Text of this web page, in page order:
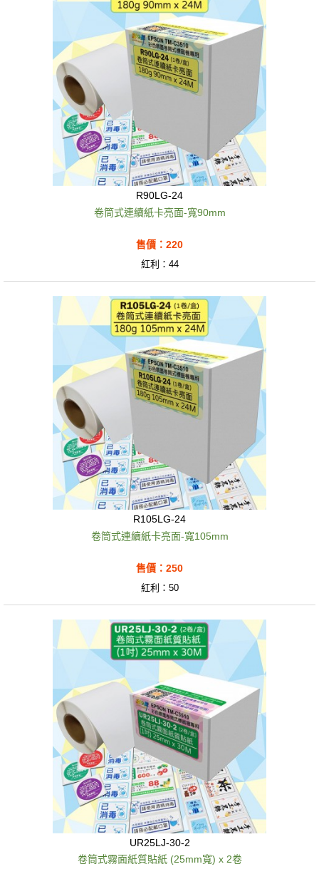
R90LG-24
卷筒式連續紙卡亮面-寬90mm
售價：220
紅利：44
R105LG-24
卷筒式連續紙卡亮面-寬105mm
售價：250
紅利：50
UR25LJ-30-2
卷筒式霧面紙質貼紙 (25mm寬) x 2卷